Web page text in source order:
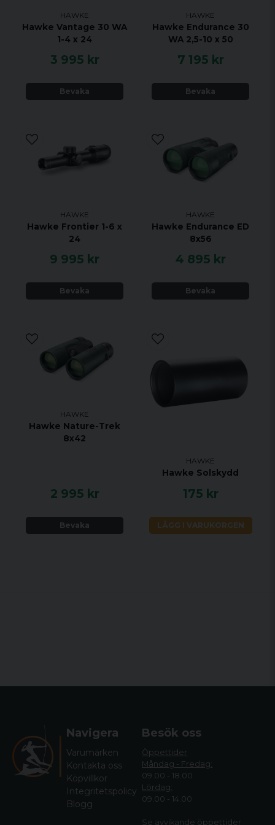
HAWKE
Hawke Vantage 30 WA
1-4 x 24
3 995 kr
Bevaka
HAWKE
Hawke Endurance 30
WA 2,5-10 x 50
7 195 kr
Bevaka
HAWKE
Hawke Frontier 1-6 x
24
9 995 kr
Bevaka
HAWKE
Hawke Endurance ED
8x56
4 895 kr
Bevaka
HAWKE
Hawke Nature-Trek
8x42
2 995 kr
Bevaka
HAWKE
Hawke Solskydd
175 kr
LÄGG I VARUKORGEN
Förstoring: 3-12x
Objektivdiameter: 56 mm
Synfält på 100m: 3x: 13.8 m 12x: 3.5 m
Utgångspupill: 18 mm - 5 mm
Tubdiameter: 30 mm
Inställningsändring per klick: 1/4 MOA (7 mm per 100 m)
Strömförsörjning: CR2032
Storlek: 347 mm i längd
Vikt: 635 g
Navigera
Varumärken
Kontakta oss
Köpvillkor
Integritetspolicy
Blogg
Besök oss
Öppettider
Måndag - Fredag:
09.00 - 18.00
Lördag:
09.00 - 14.00
Se avvikande öppettider